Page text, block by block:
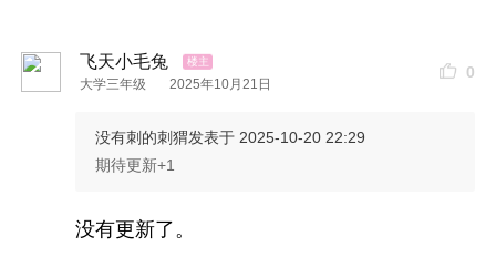
飞天小毛兔
大学三年级 2025年10月21日
0
没有刺的刺猬发表于 2025-10-20 22:29
期待更新+1
没有更新了。